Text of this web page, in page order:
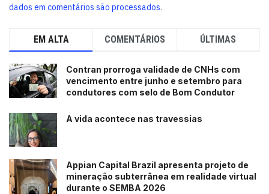
dados em comentários são processados.
EM ALTA COMENTÁRIOS ÚLTIMAS
Contran prorroga validade de CNHs com
vencimento entre junho e setembro para
condutores com selo de Bom Condutor
A vida acontece nas travessias
Appian Capital Brazil apresenta projeto de
mineração subterrânea em realidade virtual
durante o SEMBA 2026